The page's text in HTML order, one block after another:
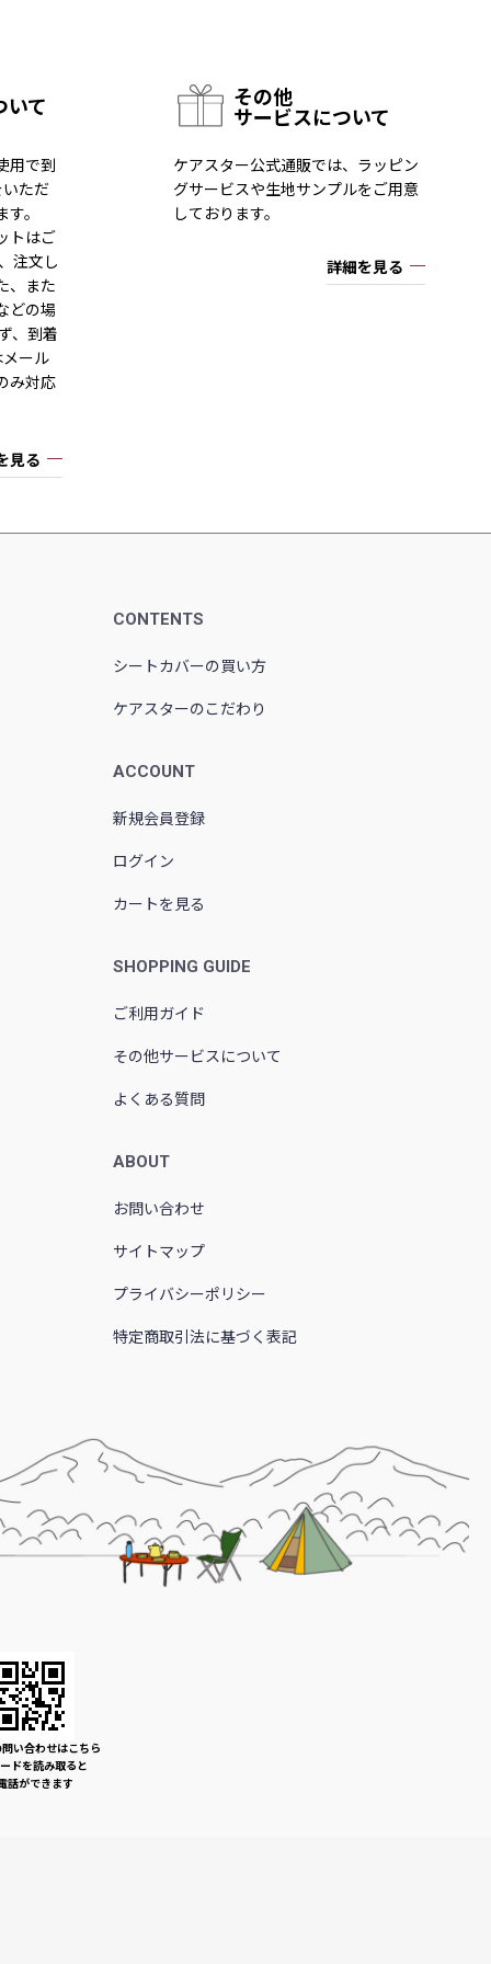
いて
用で到
ただ
。
トはご
注文し
、また
どの場
、到着
ール
み対応
見る
その他
サービスについて
ケアスター公式通販では、ラッピン
グサービスや生地サンプルをご用意
しております。
詳細を見る
CONTENTS
シートカバーの買い方
ケアスターのこだわり
ACCOUNT
新規会員登録
ログイン
カートを見る
SHOPPING GUIDE
ご利用ガイド
その他サービスについて
よくある質問
ABOUT
お問い合わせ
サイトマップ
プライバシーポリシー
特定商取引法に基づく表記
問い合わせはこちら
ドを読み取ると
話ができます